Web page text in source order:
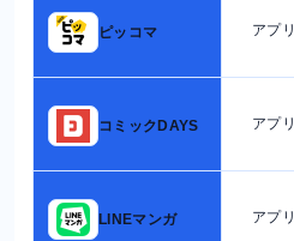
ピッコマ アプリ
コミックDAYS アプリ
LINEマンガ アプリ